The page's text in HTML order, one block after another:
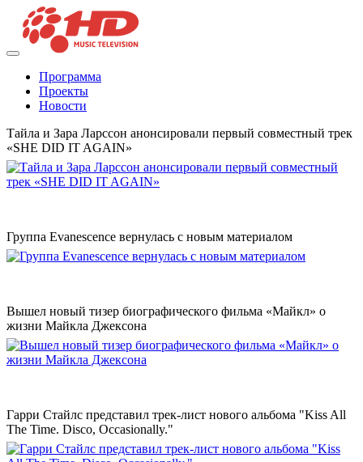
Программа
Проекты
Новости
Тайла и Зара Ларссон анонсировали первый совместный трек
«SHE DID IT AGAIN»
Группа Evanescence вернулась с новым материалом
Вышел новый тизер биографического фильма «Майкл» о
жизни Майкла Джексона
Гарри Стайлс представил трек-лист нового альбома "Kiss All
The Time. Disco, Occasionally."